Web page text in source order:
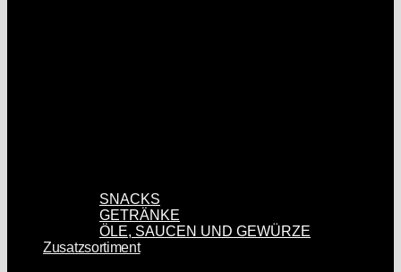
SNACKS
GETRÄNKE
ÖLE, SAUCEN UND GEWÜRZE
Zusatzsortiment